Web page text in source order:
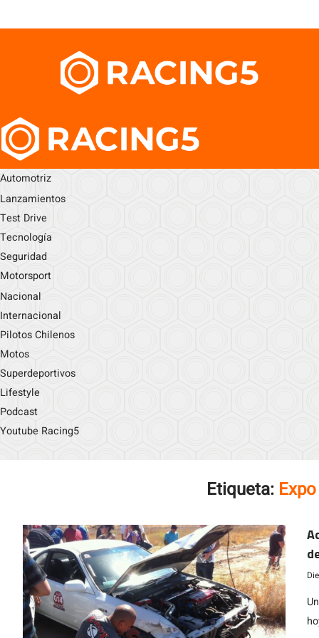
Automotriz
Lanzamientos
Test Drive
Tecnología
Seguridad
Motorsport
Nacional
Internacional
Pilotos Chilenos
Motos
Superdeportivos
Lifestyle
Podcast
Youtube Racing5
Etiqueta: